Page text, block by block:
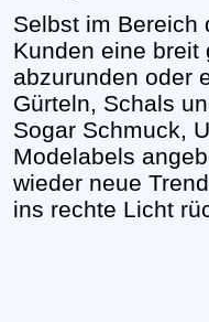
Selbst im Bereich
Kunden eine breit
abzurunden oder
Gürteln, Schals
Sogar Schmuck,
Modelabels
wieder neue
ins rechte Licht